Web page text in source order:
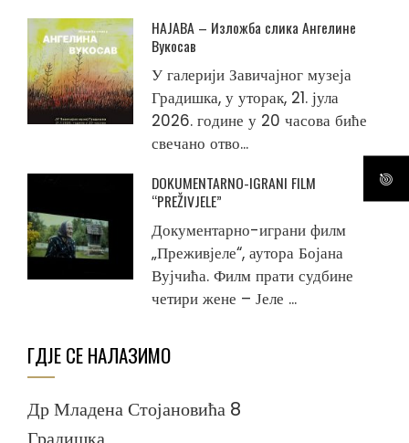
НАЈАВА – Изложба слика Ангелине
Вукосав
У галерији Завичајног музеја
Градишка, у уторак, 21. јула
2026. године у 20 часова биће
свечано отво...
DOKUMENTARNO-IGRANI FILM
“PREŽIVJELE”
Документарно-играни филм
„Преживјеле“, аутора Бојана
Вујчића. Филм прати судбине
четири жене – Јеле ...
ГДЈЕ СЕ НАЛАЗИМО
Др Младена Стојановића 8